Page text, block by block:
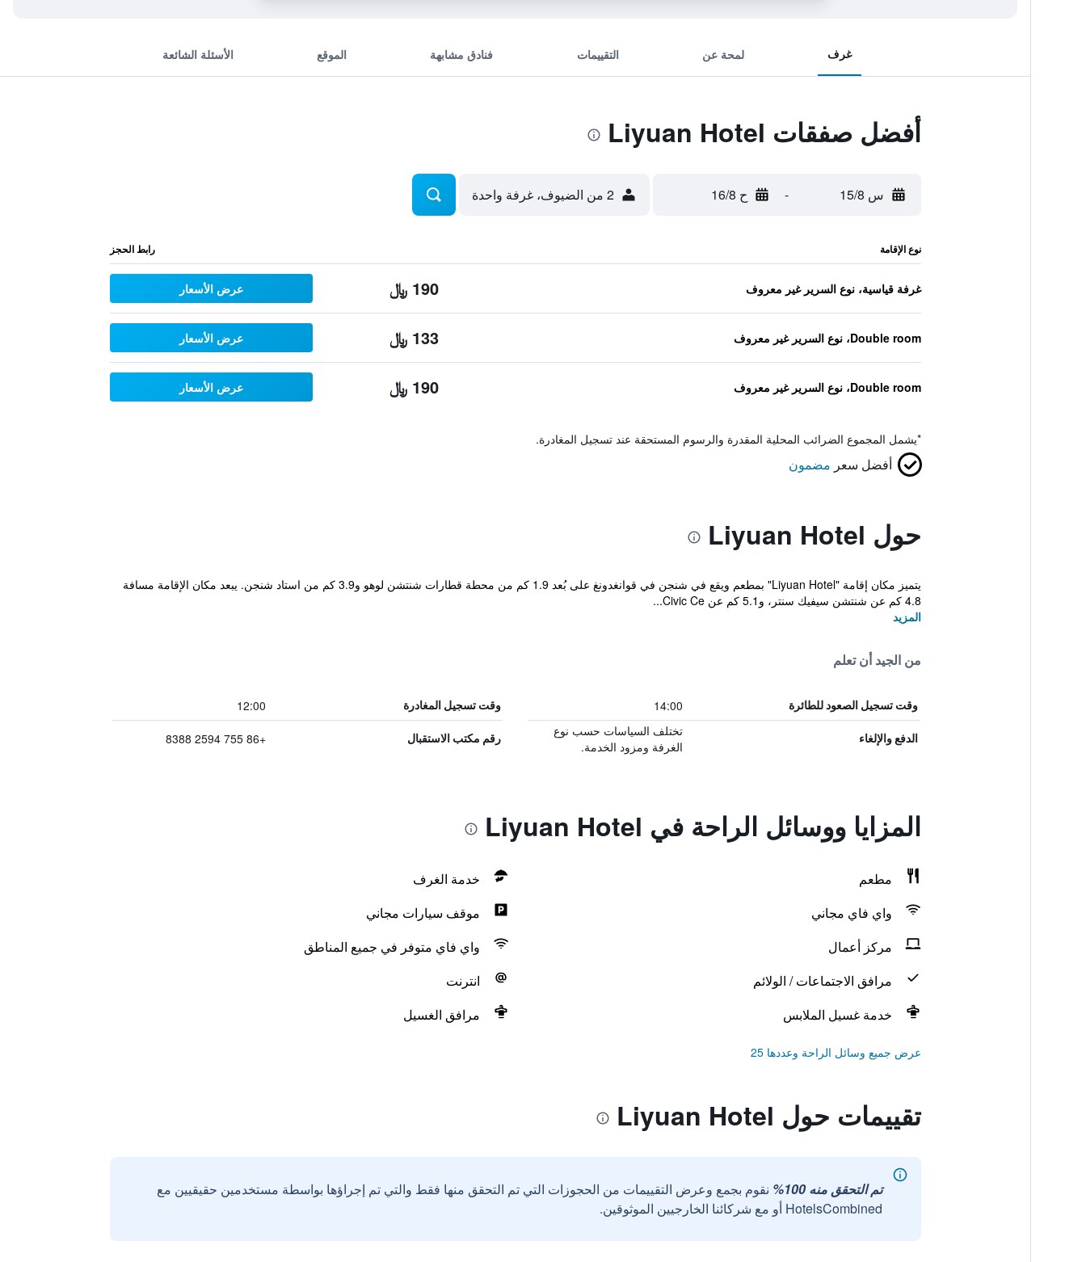
غرف لمحة عن التقييمات فنادق مشابهة الموقع الأسئلة الشائعة
أفضل صفقات Liyuan Hotel
س 15/8 - ح 16/8 2 من الضيوف، غرفة واحدة
نوع الإقامة رابط الحجز
غرفة قياسية، نوع السرير غير معروف 190 ﷼ عرض الأسعار
Double room، نوع السرير غير معروف 133 ﷼ عرض الأسعار
Double room، نوع السرير غير معروف 190 ﷼ عرض الأسعار
*يشمل المجموع الضرائب المحلية المقدرة والرسوم المستحقة عند تسجيل المغادرة.
أفضل سعر مضمون
حول Liyuan Hotel
يتميز مكان إقامة "Liyuan Hotel" بمطعم ويقع في شنجن في قوانغدونغ على بُعد 1.9 كم من محطة قطارات شنتشن لوهو و3.9 كم من استاد شنجن. يبعد مكان الإقامة مسافة
4.8 كم عن شنتشن سيفيك سنتر، و5.1 كم عن Civic Ce...
المزيد
من الجيد أن تعلم
وقت تسجيل الصعود للطائرة 14:00 وقت تسجيل المغادرة 12:00
الدفع والإلغاء
تختلف السياسات حسب نوع
الغرفة ومزود الخدمة.
رقم مكتب الاستقبال +86 755 2594 8388
المزايا ووسائل الراحة في Liyuan Hotel
مطعم
خدمة الغرف
واي فاي مجاني
موقف سيارات مجاني
مركز أعمال
واي فاي متوفر في جميع المناطق
مرافق الاجتماعات / الولائم
انترنت
خدمة غسيل الملابس
مرافق الغسيل
عرض جميع وسائل الراحة وعددها 25
تقييمات حول Liyuan Hotel
تم التحقق منه 100%
نقوم بجمع وعرض التقييمات من الحجوزات التي تم التحقق منها فقط والتي تم إجراؤها بواسطة مستخدمين حقيقيين مع
HotelsCombined أو مع شركائنا الخارجيين الموثوقين.